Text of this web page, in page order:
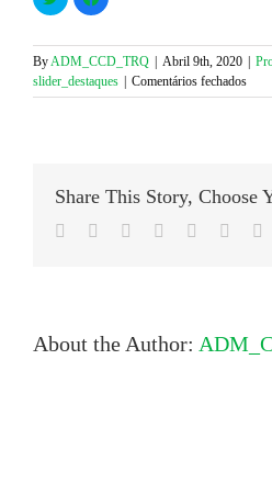
to
share
Twitter
(Opens
new
window)
to
Facebook
(Opens
new
window)
ByADM_CCD_TRQ Abril 9th, 2020
slider_destaques
Comentários fechadosem
NOS
Share This Story, Choose
Facebook
TwitterLinkedIn
Reddit Google+
Tumblr
About the Author: